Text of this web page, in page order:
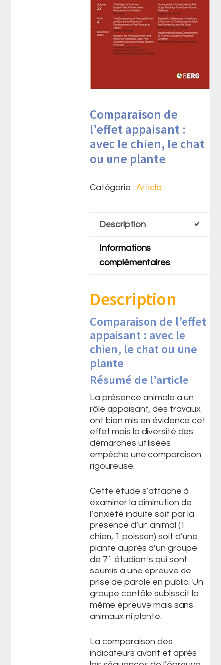
Comparaison de
l’effet appaisant :
avec le chien, le chat
ou une plante
Catégorie :Article
Description
Informations
complémentaires
Description
Comparaison de l’effet
appaisant : avec le
chien, le chat ou une
plante
Résumé de l’article
La présence animale a un
rôle appaisant, des travaux
ont bien mis en évidence cet
effet mais la diversité des
démarches utilisées
empêche une comparaison
rigoureuse.
Cette étude s’attache à
examiner la diminution de
l’anxiété induite soit par la
présence d’un animal (1
chien, 1 poisson) soit d’une
plante auprès d’un groupe
de 71 étudiants qui sont
soumis à une épreuve de
prise de parole en public. Un
groupe contôle subissait la
même épreuve mais sans
animaux ni plante.
La comparaison des
indicateurs avant et après